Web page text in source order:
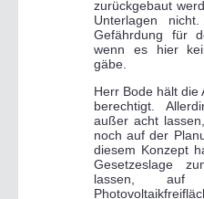
zurückgebaut
Unterlagen
Gefährdung für
wenn es hier
gäbe.
Herr Bode hält die
berechtigt.
außer acht
noch auf der
diesem Konzept
Gesetzeslage
lassen, auf